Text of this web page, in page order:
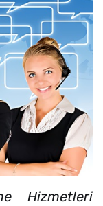
Hizmetleri